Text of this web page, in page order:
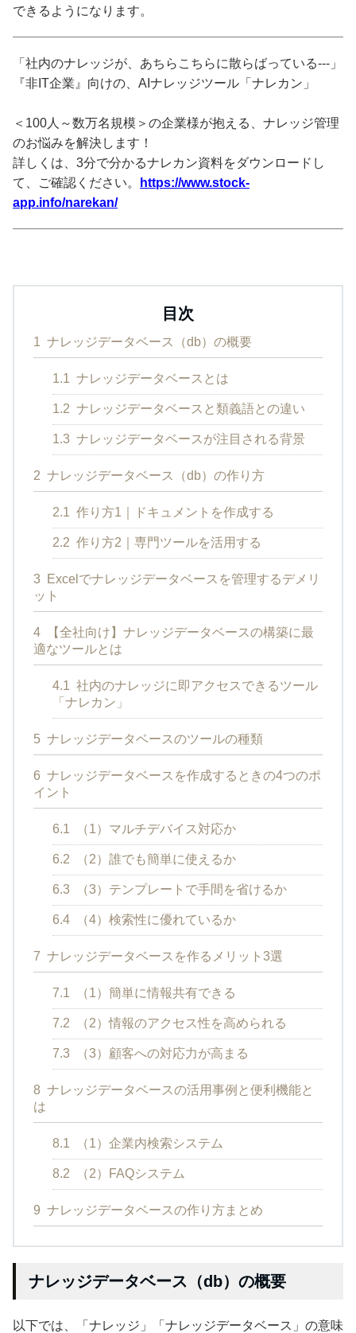
できるようになります。
「社内のナレッジが、あちらこちらに散らばっている---」
『非IT企業』向けの、AIナレッジツール「ナレカン」
＜100人～数万名規模＞の企業様が抱える、ナレッジ管理
のお悩みを解決します！
詳しくは、3分で分かるナレカン資料をダウンロードし
て、ご確認ください。
https://www.stock-
app.info/narekan/
目次
1 ナレッジデータベース（db）の概要
1.1 ナレッジデータベースとは
1.2 ナレッジデータベースと類義語との違い
1.3 ナレッジデータベースが注目される背景
2 ナレッジデータベース（db）の作り方
2.1 作り方1｜ドキュメントを作成する
2.2 作り方2｜専門ツールを活用する
3
Excelでナレッジデータベースを管理するデメリ
ット
4
【全社向け】ナレッジデータベースの構築に最
適なツールとは
4.1 社内のナレッジに即アクセスできるツール
「ナレカン」
5 ナレッジデータベースのツールの種類
6 ナレッジデータベースを作成するときの4つのポ
イント
6.1 （1）マルチデバイス対応か
6.2 （2）誰でも簡単に使えるか
6.3 （3）テンプレートで手間を省けるか
6.4 （4）検索性に優れているか
7 ナレッジデータベースを作るメリット3選
7.1 （1）簡単に情報共有できる
7.2 （2）情報のアクセス性を高められる
7.3 （3）顧客への対応力が高まる
8 ナレッジデータベースの活用事例と便利機能と
は
8.1 （1）企業内検索システム
8.2 （2）FAQシステム
9 ナレッジデータベースの作り方まとめ
ナレッジデータベース（db）の概要
以下では、「ナレッジ」「ナレッジデータベース」の意味